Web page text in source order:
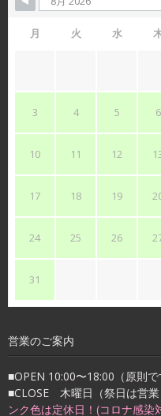
月 火 水
3 4 5 6
10 11 12
17 18 19
24 25 26
31
営業のご案内
■OPEN 10:00〜18:00（原則で
■CLOSE 木曜日（祭日は営
ンク色は定休日！(コロナ感